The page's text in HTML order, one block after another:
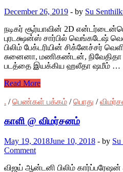
December 26, 2019 - by Su
நடிகர் சூர்யாவின் 2D
புரடக்ஷன்ஸ் சார்பில் வெங்கடேஷ்
பிலிம் பேக்டரியின் சிக்னேச்சர்
சுனைனா, மணிகண்டன், நிவேதிதா
படத்தை இயக்கிய ஹலீதா ஷமீம் …
Read More
. /பெண்கள் பக்கம் /பொது /
காளி @ விமர்சனம்
May 19, 2018June 10, 2018 - by Su
Comment
விஜய் ஆன்டனி பிலிம் கார்ப்பரேஷன்